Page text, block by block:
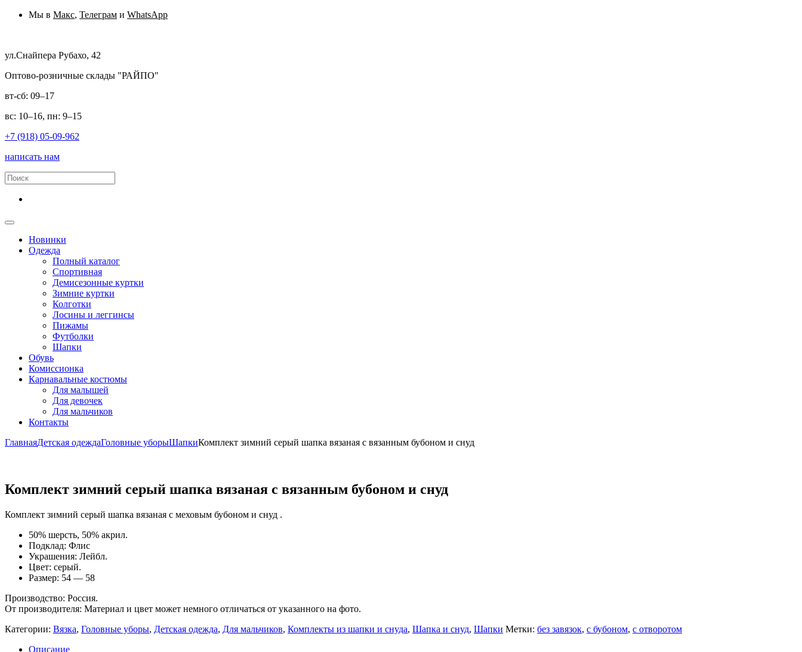
Мы в Макс, Телеграм и WhatsApp
ул.Снайпера Рубахо, 42
Оптово-розничные склады "РАЙПО"
вт-сб: 09–17
вс: 10–16, пн: 9–15
+7 (918) 05-09-962
написать нам
Новинки
Одежда
Полный каталог
Спортивная
Демисезонные куртки
Зимние куртки
Колготки
Лосины и леггинсы
Пижамы
Футболки
Шапки
Обувь
Комиссионка
Карнавальные костюмы
Для малышей
Для девочек
Для мальчиков
Контакты
ГлавнаяДетская одеждаГоловные уборыШапкиКомплект зимний серый шапка вязаная с вязанным бубоном и снуд
Комплект зимний серый шапка вязаная с вязанным бубоном и снуд
Комплект зимний серый шапка вязаная с меховым бубоном и снуд .
50% шерсть, 50% акрил.
Подклад: Флис
Украшения: Лейбл.
Цвет: серый.
Размер: 54 — 58
Производство: Россия.
От производителя: Материал и цвет может немного отличаться от указанного на фото.
Категории: Вязка, Головные уборы, Детская одежда, Для мальчиков, Комплекты из шапки и снуда, Шапка и снуд, Шапки Метки: без завязок, с бубоном, с отворотом
Описание